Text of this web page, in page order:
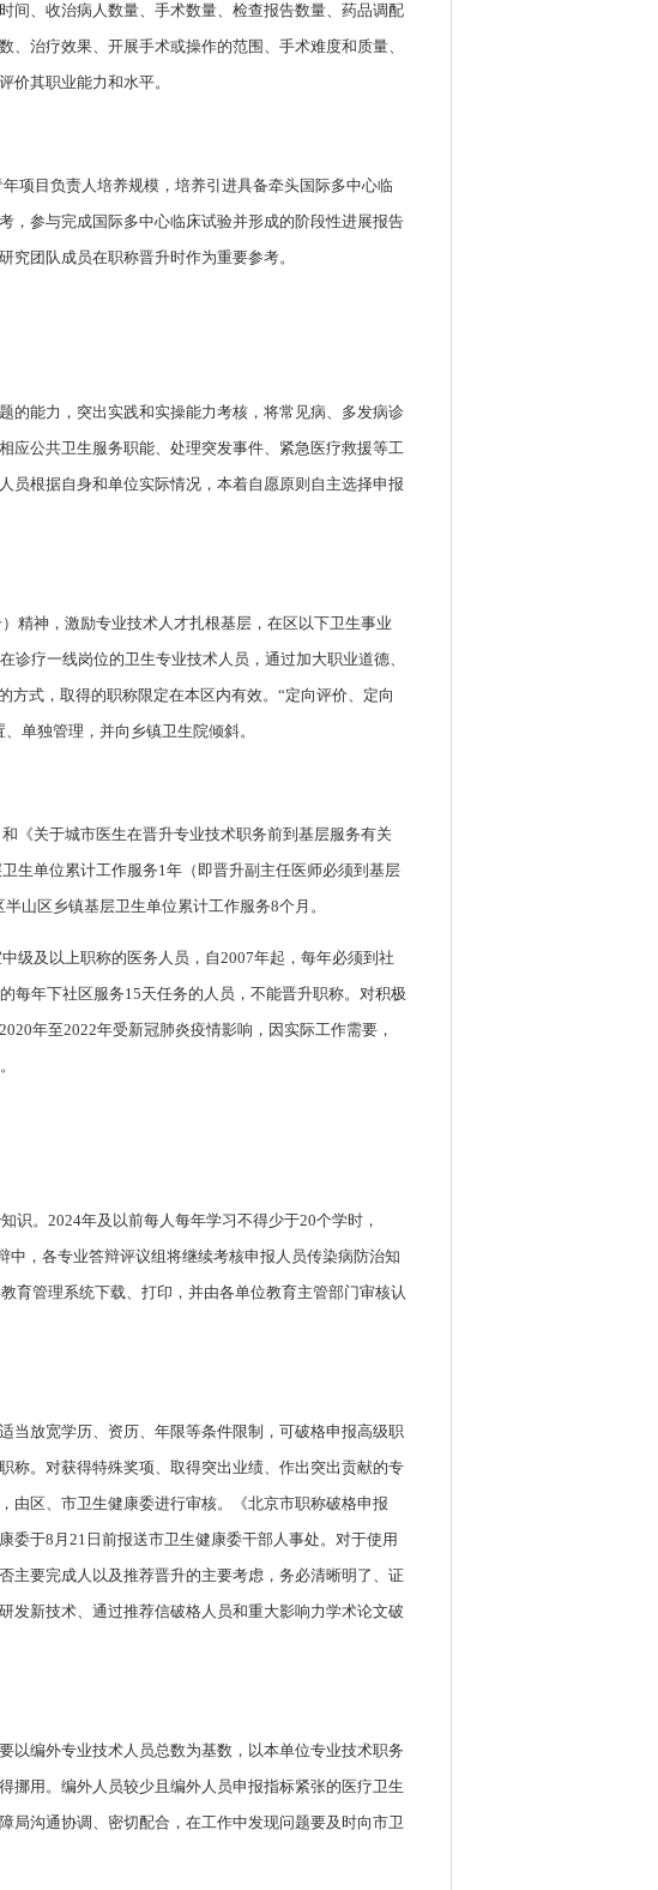
间、收治病人数量、手术数量、检查报告数量、药品调配
治疗效果、开展手术或操作的范围、手术难度和质量、
价其职业能力和水平。
项目负责人培养规模，培养引进具备牵头国际多中心临
，参与完成国际多中心临床试验并形成的阶段性进展报告
团队成员在职称晋升时作为重要参考。
的能力，突出实践和实操能力考核，将常见病、多发病诊
应公共卫生服务职能、处理突发事件、紧急医疗救援等工
员根据自身和单位实际情况，本着自愿原则自主选择申报
精神，激励专业技术人才扎根基层，在区以下卫生事业
疗一线岗位的卫生专业技术人员，通过加大职业道德、
式，取得的职称限定在本区内有效。“定向评价、定向
单独管理，并向乡镇卫生院倾斜。
《关于城市医生在晋升专业技术职务前到基层服务有关
生单位累计工作服务1年（即晋升副主任医师必须到基层
山区乡镇基层卫生单位累计工作服务8个月。
级及以上职称的医务人员，自2007年起，每年必须到社
每年下社区服务15天任务的人员，不能晋升职称。对积极
年至2022年受新冠肺炎疫情影响，因实际工作需要，
识。2024年及以前每人每年学习不得少于20个学时，
，各专业答辩评议组将继续考核申报人员传染病防治知
育管理系统下载、打印，并由各单位教育主管部门审核认
当放宽学历、资历、年限等条件限制，可破格申报高级职
称。对获得特殊奖项、取得突出业绩、作出突出贡献的专
由区、市卫生健康委进行审核。《北京市职称破格申报
委于8月21日前报送市卫生健康委干部人事处。对于使用
主要完成人以及推荐晋升的主要考虑，务必清晰明了、证
发新技术、通过推荐信破格人员和重大影响力学术论文破
以编外专业技术人员总数为基数，以本单位专业技术职务
挪用。编外人员较少且编外人员申报指标紧张的医疗卫生
局沟通协调、密切配合，在工作中发现问题要及时向市卫